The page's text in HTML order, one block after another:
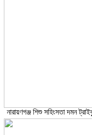
নারায়ণগঞ্জ শিশু সহিংসতা দমন